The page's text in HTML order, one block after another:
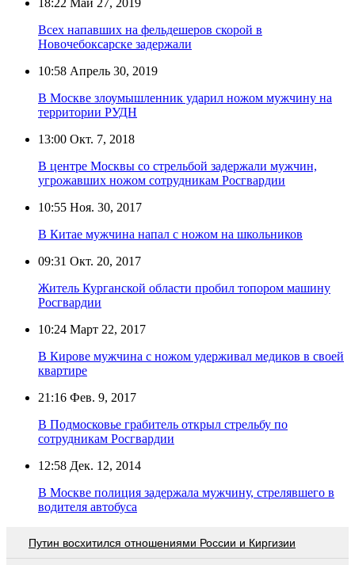
Всех напавших на фельдешеров скорой в
Новочебоксарске задержали
10:58 Апрель 30, 2019
В Москве злоумышленник ударил ножом мужчину на
территории РУДН
13:00 Окт. 7, 2018
В центре Москвы со стрельбой задержали мужчин,
угрожавших ножом сотрудникам Росгвардии
10:55 Ноя. 30, 2017
В Китае мужчина напал с ножом на школьников
09:31 Окт. 20, 2017
Житель Курганской области пробил топором машину
Росгвардии
10:24 Март 22, 2017
В Кирове мужчина с ножом удерживал медиков в своей
квартире
21:16 Фев. 9, 2017
В Подмосковье грабитель открыл стрельбу по
сотрудникам Росгвардии
12:58 Дек. 12, 2014
В Москве полиция задержала мужчину, стрелявшего в
водителя автобуса
Путин восхитился отношениями России и Киргизии